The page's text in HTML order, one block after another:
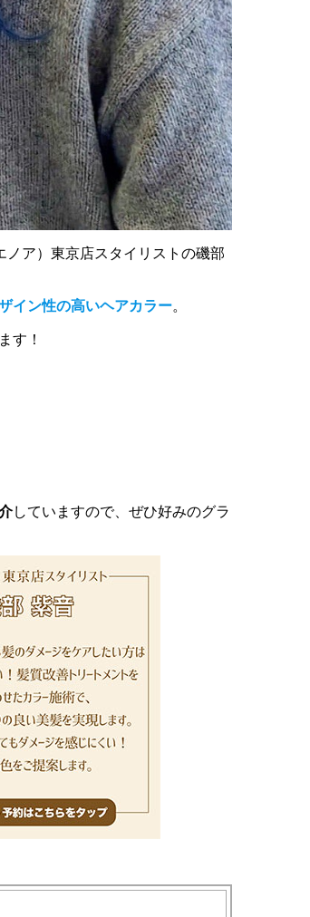
ア）東京店スタイリストの磯部
イン性の高いヘアカラー。
す！
していますので、ぜひ好みのグラ